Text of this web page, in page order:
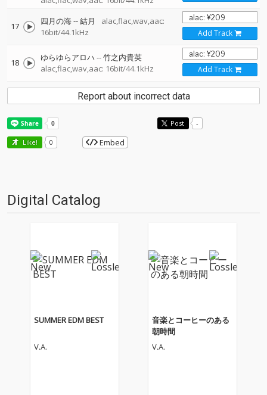
17 四月の海--結月
alac,flac,wav,aac:
16bit/44.1kHz
Add Track
18 ゆらゆらアロハ --竹之内貴英
alac,flac,wav,aac: 16bit/44.1kHz
Add Track
Report about incorrect data
Post -
Like! 0 Embed
Digital Catalog
SUMMER EDM BEST
V.A.
音楽とコーヒーのある
朝時間
V.A.